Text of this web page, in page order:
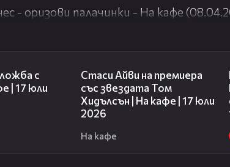
- оризови палачинки - На кафе
с
| 17 юли
Стаси Айви на премиера
със звездата Том
Хидълсън | На кафе | 17 юли
2026
На кафе